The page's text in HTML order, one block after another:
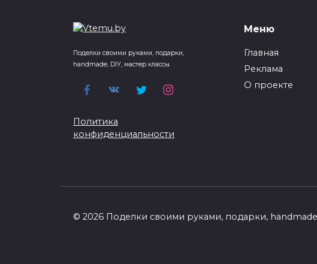
Поделки своими руками, подарки,
handmade, DIY, мастер классы
Политика
конфиденциальности
Меню
Главная
Реклама
О проекте
© 2026 Поделки своими руками, подарки,